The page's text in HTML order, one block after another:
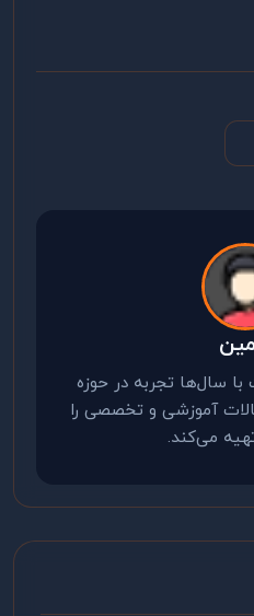
سال‌ها تجربه در حوزه
آموزشی و تخصصی را
می‌کند.